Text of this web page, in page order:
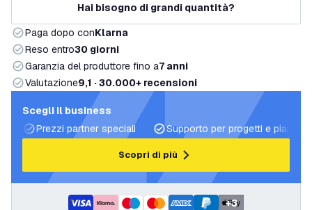
Hai bisogno di grandi quantità?
Paga dopo conKlarna
Reso entro30 giorni
Garanzia del produttore fino a7 anni
Valutazione9,1 · 30.000+ recensioni
Scegli il business
Prezzi partner speciali
Supporto per progetti e piani di
Scopri di più
+3